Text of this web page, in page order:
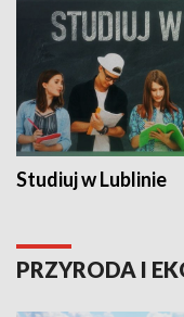
Studiuj w Lublinie
PRZYRODA I